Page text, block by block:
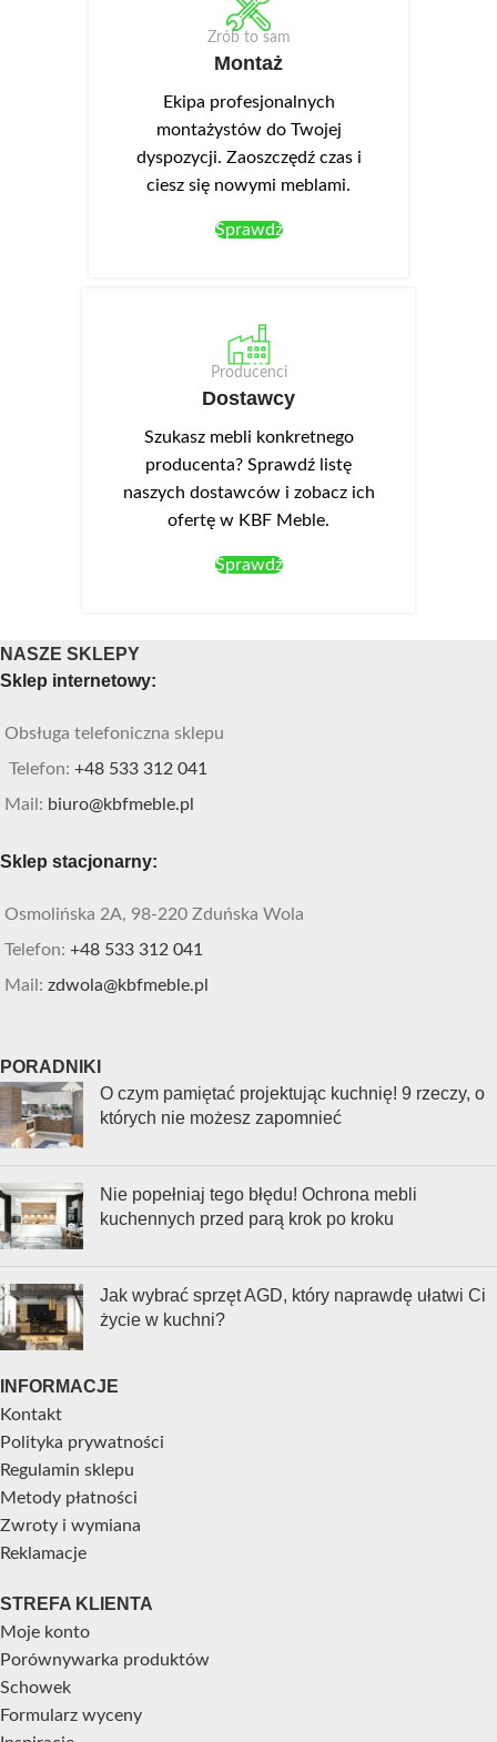
Zrób to sam
Montaż
Ekipa profesjonalnych
montażystów do Twojej
dyspozycji. Zaoszczędź czas i
ciesz się nowymi meblami.
Sprawdź
Producenci
Dostawcy
Szukasz mebli konkretnego
producenta? Sprawdź listę
naszych dostawców i zobacz ich
ofertę w KBF Meble.
Sprawdź
NASZE SKLEPY
Sklep internetowy:
Obsługa telefoniczna sklepu
Telefon: +48 533 312 041
Mail: biuro@kbfmeble.pl
Sklep stacjonarny:
Osmolińska 2A, 98-220 Zduńska Wola
Telefon: +48 533 312 041
Mail: zdwola@kbfmeble.pl
PORADNIKI
O czym pamiętać projektując kuchnię! 9 rzeczy, o
których nie możesz zapomnieć
Nie popełniaj tego błędu! Ochrona mebli
kuchennych przed parą krok po kroku
Jak wybrać sprzęt AGD, który naprawdę ułatwi Ci
życie w kuchni?
INFORMACJE
Kontakt
Polityka prywatności
Regulamin sklepu
Metody płatności
Zwroty i wymiana
Reklamacje
STREFA KLIENTA
Moje konto
Porównywarka produktów
Schowek
Formularz wyceny